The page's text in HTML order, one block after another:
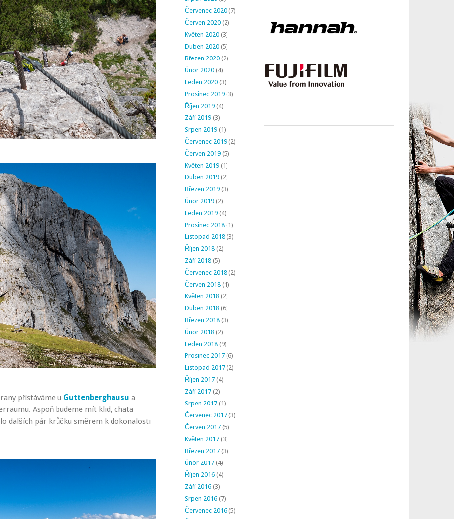
přistáváme u Guttenberghausu a
Aspoň budeme mít klid, chata
dalších pár krůčku směrem k dokonalosti
Červenec 2020(7)
Červen 2020(2)
Květen 2020(3)
Duben 2020(5)
Březen 2020(2)
Únor 2020(4)
Leden 2020(3)
Prosinec 2019(3)
Říjen 2019(4)
Září 2019(3)
Srpen 2019(1)
Červenec 2019(2)
Červen 2019(5)
Květen 2019(1)
Duben 2019(2)
Březen 2019(3)
Únor 2019(2)
Leden 2019(4)
Prosinec 2018(1)
Listopad 2018(3)
Říjen 2018(2)
Září 2018(5)
Červenec 2018(2)
Červen 2018(1)
Květen 2018(2)
Duben 2018(6)
Březen 2018(3)
Únor 2018(2)
Leden 2018(9)
Prosinec 2017(6)
Listopad 2017(2)
Říjen 2017(4)
Září 2017(2)
Srpen 2017(1)
Červenec 2017(3)
Červen 2017(5)
Květen 2017(3)
Březen 2017(3)
Únor 2017(4)
Říjen 2016(4)
Září 2016(3)
Srpen 2016(7)
Červenec 2016(5)